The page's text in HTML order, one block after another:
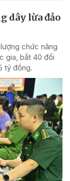
dây lừa đảo
chức năng
gia, bắt 40 đối
tỷ đồng.